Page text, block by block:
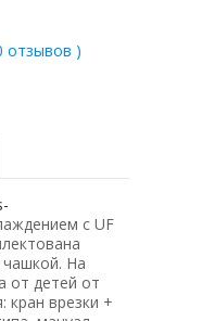
отзывов )
с UF
На
от детей от
кран врезки +